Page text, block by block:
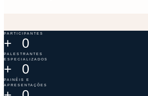
PARTICIPANTES
+ 0
PALESTRANTES
ESPECIALIZADOS
+ 0
PAINÉIS E
APRESENTAÇÕES